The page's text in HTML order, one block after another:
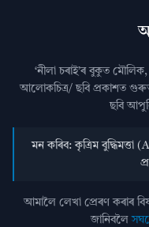
‘নীলা চৰাই’ৰ বুকুত
আলোকচিত্ৰ/ ছবি প্রকাশত
ছবি
মন কৰিব: কৃত্ৰিম বুদ্ধিমত্তা
আমালৈ লেখা প্ৰেৰণ কৰাৰ
জানিবলৈ